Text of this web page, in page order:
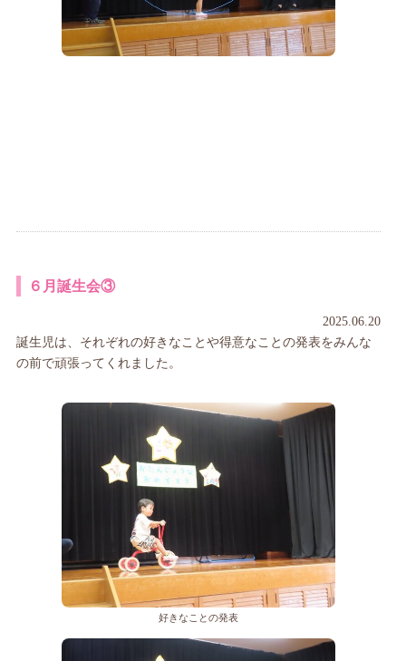
６月誕生会③
2025.06.20
誕生児は、それぞれの好きなことや得意なことの発表をみんな
の前で頑張ってくれました。
好きなことの発表